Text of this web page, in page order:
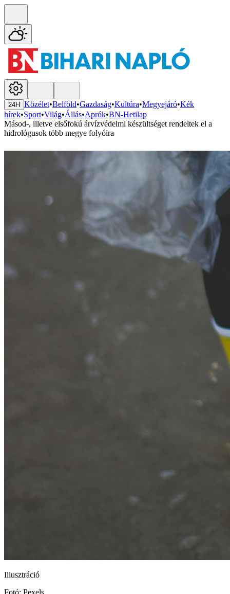
24H Közélet•Belföld•Gazdaság•Kultúra•Megyejáró•Kék
hírek•Sport•Világ•Állás•Aprók•BN-Hetilap
Másod-, illetve elsőfokú árvízvédelmi készültséget rendeltek el a
hidrológusok több megye folyóira
Illusztráció